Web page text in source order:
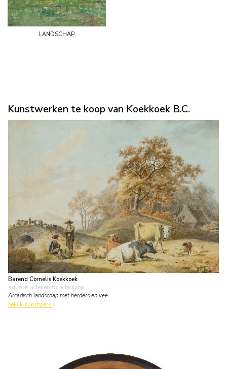
landschap
Kunstwerken te koop van Koekkoek B.C.
Barend Cornelis Koekkoek
aquarel • tekening • te koop
Arcadisch landschap met herders en vee
bekijk kunstwerk